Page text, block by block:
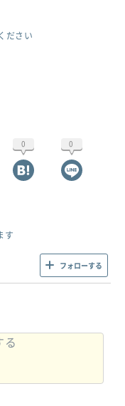
ださい
0 0
す
フォローする